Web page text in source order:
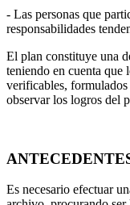
- Las personas que
responsabilidades
El plan constituye una
teniendo en cuenta que
verificables,
observar los logros del
Es necesario efectuar